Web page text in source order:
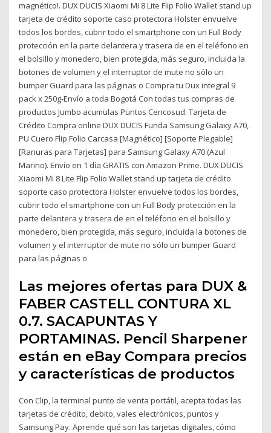
magnético!. DUX DUCIS Xiaomi Mi 8 Lite Flip Folio Wallet stand up
tarjeta de crédito soporte caso protectora Holster envuelve
todos los bordes, cubrir todo el smartphone con un Full Body
protección en la parte delantera y trasera de en el teléfono en
el bolsillo y monedero, bien protegida, más seguro, incluida la
botones de volumen y el interruptor de mute no sólo un
bumper Guard para las páginas o Compra tu Dux integral 9
pack x 250g-Envío a toda Bogotá Con todas tus compras de
productos Jumbo acumulas Puntos Cencosud. Tarjeta de
Crédito Compra online DUX DUCIS Funda Samsung Galaxy A70,
PU Cuero Flip Folio Carcasa [Magnético] [Soporte Plegable]
[Ranuras para Tarjetas] para Samsung Galaxy A70 (Azul
Marino). Envío en 1 día GRATIS con Amazon Prime. DUX DUCIS
Xiaomi Mi 8 Lite Flip Folio Wallet stand up tarjeta de crédito
soporte caso protectora Holster envuelve todos los bordes,
cubrir todo el smartphone con un Full Body protección en la
parte delantera y trasera de en el teléfono en el bolsillo y
monedero, bien protegida, más seguro, incluida la botones de
volumen y el interruptor de mute no sólo un bumper Guard
para las páginas o
Las mejores ofertas para DUX &
FABER CASTELL CONTURA XL
0.7. SACAPUNTAS Y
PORTAMINAS. Pencil Sharpener
están en eBay Compara precios
y características de productos
Con Clip, la terminal punto de venta portátil, acepta todas las
tarjetas de crédito, debito, vales electrónicos, puntos y
Samsung Pay. Aprende qué son las tarjetas digitales, cómo